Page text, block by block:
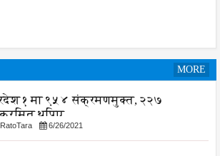
MORE
१ मा ९५४ संक्रमणमुक्त, २२७
थपिए
RatoTara 6/26/2021